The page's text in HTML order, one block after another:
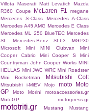
Villota
Maserati Matt Levatich
Mazda
R360 Coupe
McLaren F1
megane
Merceces S-Class
Mercedes A-Class
Mercedes A45 AMG Mercedes E Class
Mercedes ML 250 BlueTEC Mercedes
SL
Mercedes-Benz SL63
MGP30
Microsoft
Mini MINI Clubvan
Mini
Cooper Cabrio
Mini Cooper S
Mini
Countryman John Cooper Works MINI
HELLAS Mini JWC WRC Mini Roadster
Mini Rocketman
Mitsubishi Colt
Mitsubishi i-MiEV Mojo moto
Moto
GP
Moto Morini
motoaccessories.gr
MotoGP
motorpress.gr
mototriti.gr Mustang
Mustang